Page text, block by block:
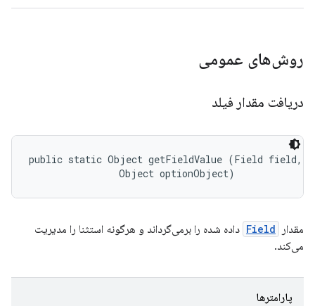
روش‌های عمومی
دریافت مقدار فیلد
public static Object getFieldValue (Field field,
                Object optionObject)
مقدار Field داده شده را برمی‌گرداند و هرگونه استثنا را مدیریت
می‌کند.
پارامترها